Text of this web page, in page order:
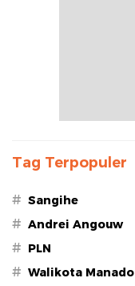
Tag Terpopuler
# Sangihe
# Andrei Angouw
# PLN
# Walikota Manado